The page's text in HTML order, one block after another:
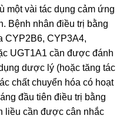
một vài tác dụng cảm ứng
Bệnh nhân điều trị bằng
CYP2B6, CYP3A4,
UGT1A1 cần được đánh
dược lý (hoặc tăng tác
chất chuyển hóa có hoạt
đầu tiên điều trị bằng
liều cần được cân nhắc